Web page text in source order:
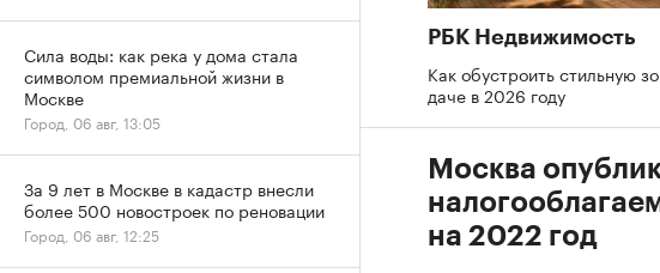
РБК Недвижимость
Как обустроить стильную
даче в 2026 году
Москва
на 2022 год
Сила воды: как река у дома стала
символом премиальной жизни в
Москве
Город, 06 авг, 13:05
За 9 лет в Москве в кадастр внесли
более 500 новостроек по реновации
Город, 06 авг, 12:25